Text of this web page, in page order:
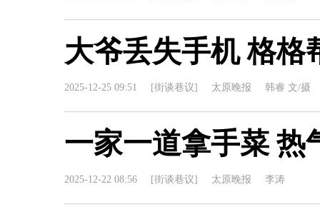
大爷丢失手机 格格
2025-12-25 09:51 [街谈巷议] 太原晚报 韩睿 文/摄
一家一道拿手菜 热
2025-12-22 08:56 [街谈巷议] 太原晚报 李涛